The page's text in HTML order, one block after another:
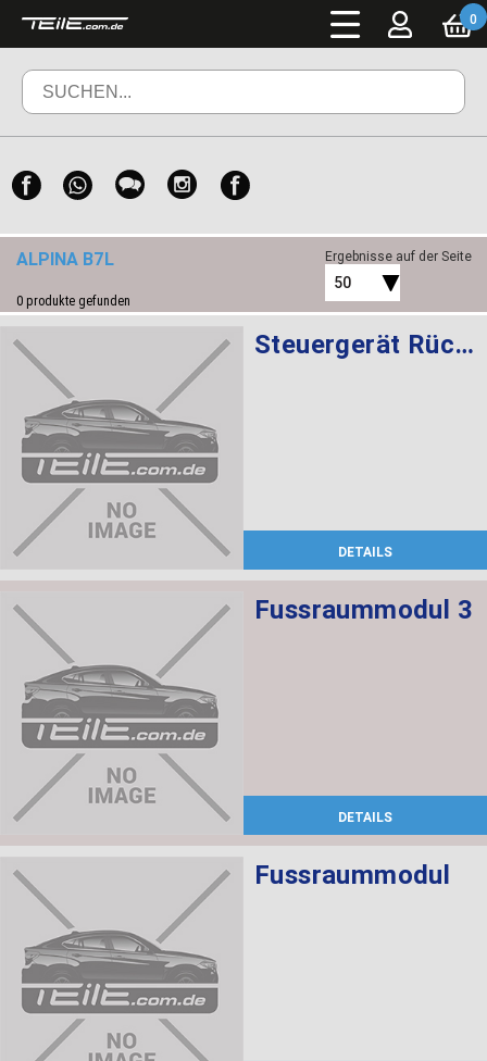
0
ALPINA B7L
0 produkte gefunden
Ergebnisse auf der Seite
50
Steuergerät Rückfahrkamera
DETAILS
Fussraummodul 3
DETAILS
Fussraummodul